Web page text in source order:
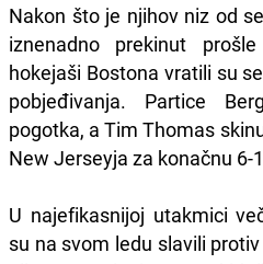
Nakon što je njihov niz od
iznenadno prekinut
hokejaši Bostona vratili su
pobjeđivanja. Partice
pogotka, a Tim Thomas
New Jerseyja za konačnu 6-
U najefikasnijoj utakmici
su na svom ledu slavili